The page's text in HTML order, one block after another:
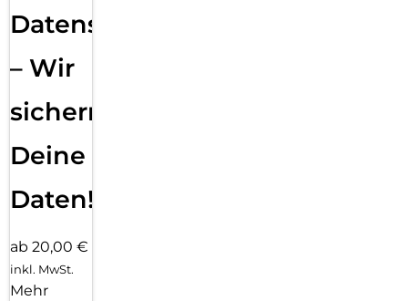
Datensicherung
– Wir
sichern
Deine
Daten!
ab 20,00 €
inkl. MwSt.
Mehr